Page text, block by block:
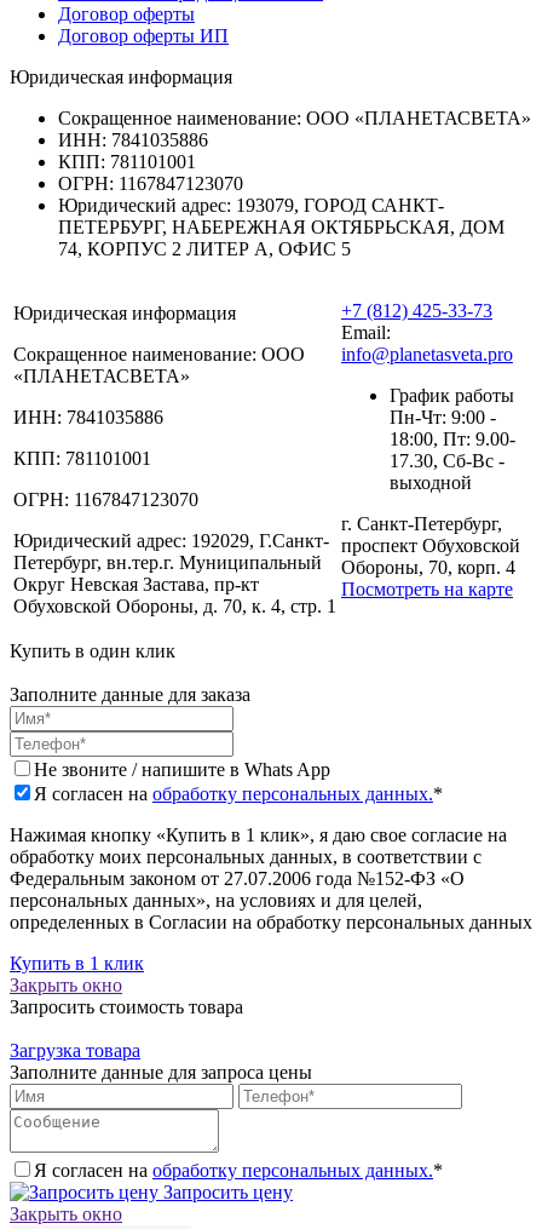
Договор оферты
Договор оферты ИП
Юридическая информация
Сокращенное наименование: ООО «ПЛАНЕТАСВЕТА»
ИНН: 7841035886
КПП: 781101001
ОГРН: 1167847123070
Юридический адрес: 193079, ГОРОД САНКТ-
ПЕТЕРБУРГ, НАБЕРЕЖНАЯ ОКТЯБРЬСКАЯ, ДОМ
74, КОРПУС 2 ЛИТЕР А, ОФИС 5
Юридическая информация
Сокращенное наименование: ООО
«ПЛАНЕТАСВЕТА»
ИНН: 7841035886
КПП: 781101001
ОГРН: 1167847123070
Юридический адрес: 192029, Г.Санкт-
Петербург, вн.тер.г. Муниципальный
Округ Невская Застава, пр-кт
Обуховской Обороны, д. 70, к. 4, стр. 1
+7 (812) 425-33-73
Email:
info@planetasveta.pro
График работы
Пн-Чт: 9:00 -
18:00, Пт: 9.00-
17.30, Сб-Вс -
выходной
г. Санкт-Петербург,
проспект Обуховской
Обороны, 70, корп. 4
Посмотреть на карте
Купить в один клик
Заполните данные для заказа
Не звоните / напишите в Whats App
Я согласен на обработку персональных данных.*
Нажимая кнопку «Купить в 1 клик», я даю свое согласие на
обработку моих персональных данных, в соответствии с
Федеральным законом от 27.07.2006 года №152-ФЗ «О
персональных данных», на условиях и для целей,
определенных в Согласии на обработку персональных данных
Купить в 1 клик
Закрыть окно
Запросить стоимость товара
Загрузка товара
Заполните данные для запроса цены
Я согласен на обработку персональных данных.*
Запросить цену
Закрыть окно